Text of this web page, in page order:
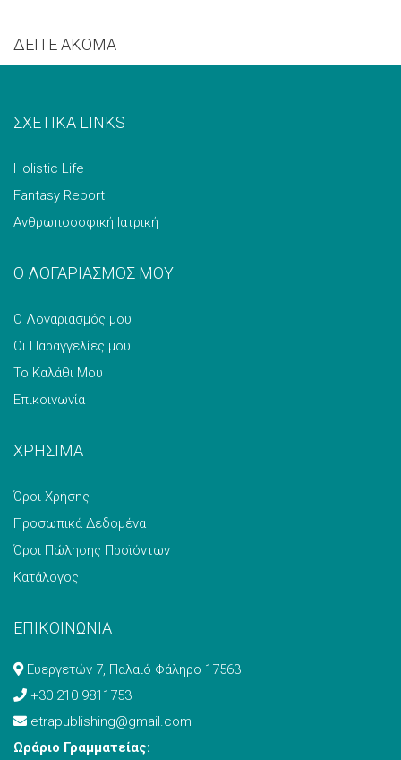
ΔΕΙΤΕ ΑΚΟΜΑ
ΣΧΕΤΙΚΑ LINKS
Holistic Life
Fantasy Report
Ανθρωποσοφική Ιατρική
Ο ΛΟΓΑΡΙΑΣΜΟΣ ΜΟΥ
Ο Λογαριασμός μου
Οι Παραγγελίες μου
Το Καλάθι Μου
Επικοινωνία
ΧΡΗΣΙΜΑ
Όροι Χρήσης
Προσωπικά Δεδομένα
Όροι Πώλησης Προϊόντων
Κατάλογος
ΕΠΙΚΟΙΝΩΝΙΑ
Ευεργετών 7, Παλαιό Φάληρο 17563
+30 210 9811753
etrapublishing@gmail.com
Ωράριο Γραμματείας: